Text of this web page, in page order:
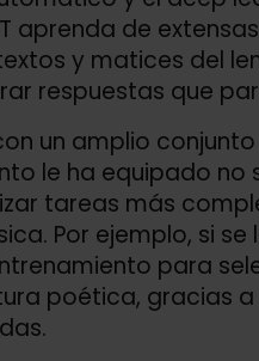
aprenda de
y matices del
respuestas que
un amplio
le ha equipado
tareas más
Por ejemplo, si
para
poética, gracias